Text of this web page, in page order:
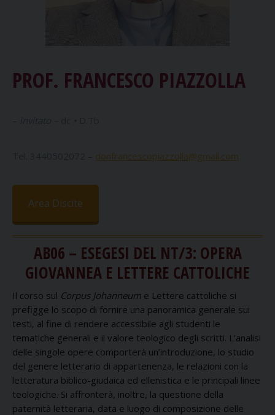
PROF. FRANCESCO PIAZZOLLA
donfrancescopiazzolla@gmail.com
Area Discite
AB06 – ESEGESI DEL NT/3: OPERA
GIOVANNEA E LETTERE CATTOLICHE
Il corso sul Corpus Johanneum e Lettere cattoliche si
prefigge lo scopo di fornire una panoramica generale sui
testi, al fine di rendere accessibile agli studenti le
tematiche generali e il valore teologico degli scritti. L’analisi
delle singole opere comporterà un’introduzione, lo studio
del genere letterario di appartenenza, le relazioni con la
letteratura biblico-giudaica ed ellenistica e le principali linee
teologiche. Si affronterà, inoltre, la questione della
paternità letteraria, data e luogo di composizione delle